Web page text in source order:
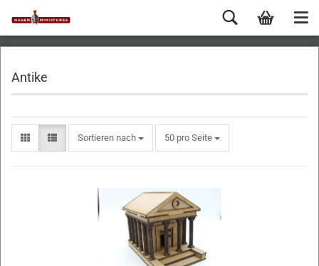
Antike
Sortieren nach 50 pro Seite